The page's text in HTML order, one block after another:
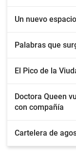
Un nuevo
Palabras que
El Pico de la
Doctora Queen
con compañía
Cartelera de